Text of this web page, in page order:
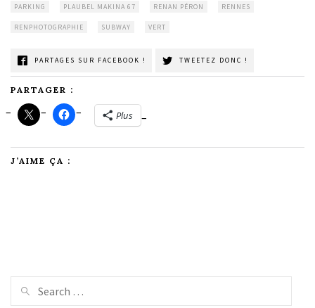
PARKING PLAUBEL MAKINA 67 RENAN PÉRON RENNES
RENPHOTOGRAPHIE SUBWAY VERT
PARTAGES SUR FACEBOOK ! TWEETEZ DONC !
PARTAGER :
Plus
J’AIME ÇA :